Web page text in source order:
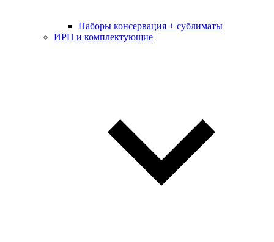
Наборы консервация + сублиматы
ИРП и комплектующие